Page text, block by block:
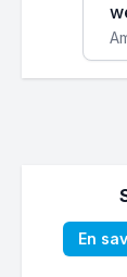
En